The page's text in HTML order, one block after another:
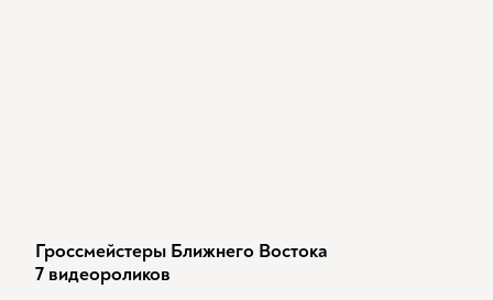
Гроссмейстеры Ближнего Востока
7 видеороликов